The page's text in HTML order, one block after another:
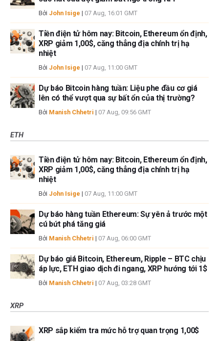
Bởi John Isige | 07 Aug, 16:01 GMT
Tiền điện tử hôm nay: Bitcoin, Ethereum ổn định,
XRP giảm 1,00$, căng thẳng địa chính trị hạ
nhiệt
Bởi John Isige | 07 Aug, 11:00 GMT
Dự báo Bitcoin hàng tuần: Liệu phe đầu cơ giá
lên có thể vượt qua sự bất ổn của thị trường?
Bởi Manish Chhetri | 07 Aug, 09:56 GMT
ETH
Tiền điện tử hôm nay: Bitcoin, Ethereum ổn định,
XRP giảm 1,00$, căng thẳng địa chính trị hạ
nhiệt
Bởi John Isige | 07 Aug, 11:00 GMT
Dự báo hàng tuần Ethereum: Sự yên ả trước một
cú bứt phá tăng giá
Bởi Manish Chhetri | 07 Aug, 06:00 GMT
Dự báo giá Bitcoin, Ethereum, Ripple – BTC chịu
áp lực, ETH giao dịch đi ngang, XRP hướng tới 1$
Bởi Manish Chhetri | 07 Aug, 03:28 GMT
XRP
XRP sắp kiểm tra mức hỗ trợ quan trọng 1,00$